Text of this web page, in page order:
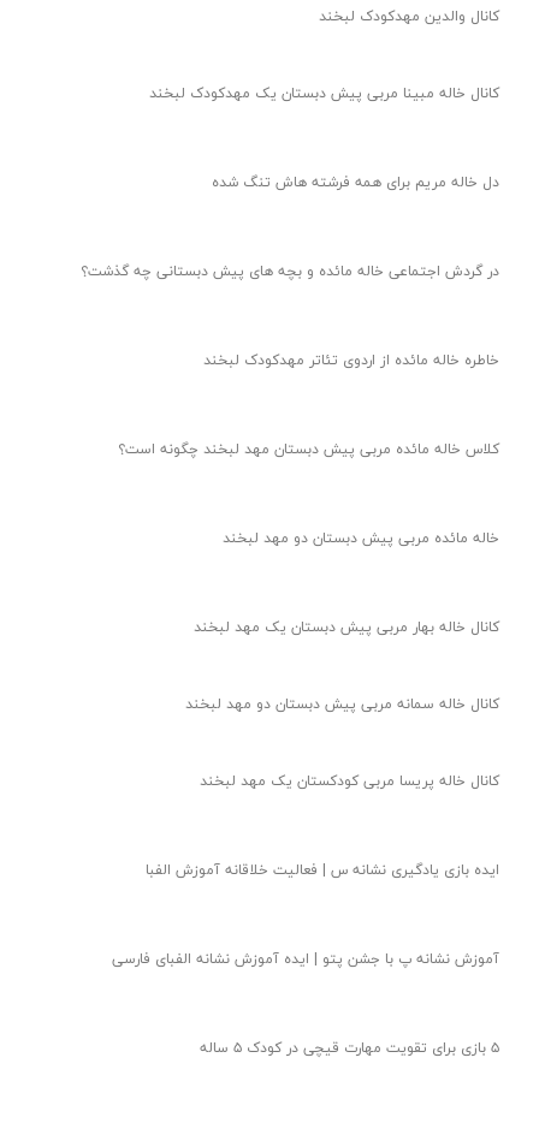
کانال والدین مهدکودک لبخند
کانال خاله مبینا مربی پیش دبستان یک مهدکودک لبخند
دل خاله مریم برای همه فرشته هاش تنگ شده
در گردش اجتماعی خاله مائده و بچه های پیش دبستانی چه گذشت؟
خاطره خاله مائده از اردوی تئاتر مهدکودک لبخند
کلاس خاله مائده مربی پیش دبستان مهد لبخند چگونه است؟
خاله مائده مربی پیش دبستان دو مهد لبخند
کانال خاله بهار مربی پیش دبستان یک مهد لبخند
کانال خاله سمانه مربی پیش دبستان دو مهد لبخند
کانال خاله پریسا مربی کودکستان یک مهد لبخند
ایده بازی یادگیری نشانه س | فعالیت خلاقانه آموزش الفبا
آموزش نشانه پ با جشن پتو | ایده آموزش نشانه الفبای فارسی
۵ بازی برای تقویت مهارت قیچی در کودک ۵ ساله